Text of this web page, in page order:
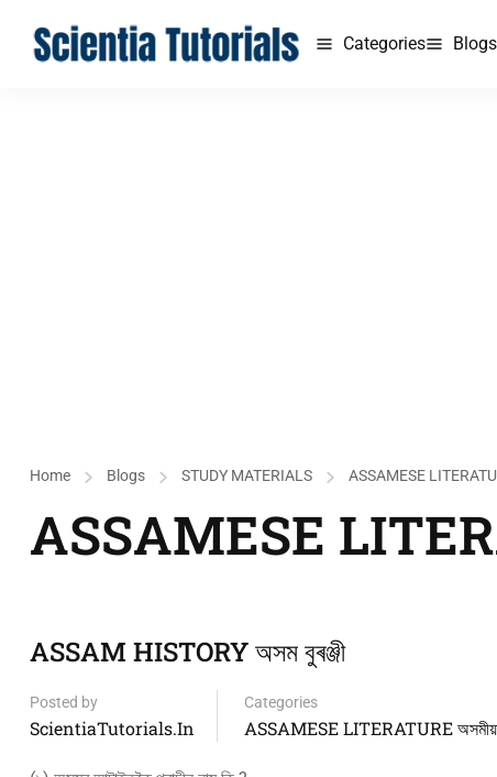
Categories Blogs
Home Blogs STUDY MATERIALS ASSAMESE
ASSAMESE
ASSAM HISTORY অসম বুৰঞ্জী
Posted by
ScientiaTutorials.in
Categories
ASSAMESE LITERATURE অসমীয়া